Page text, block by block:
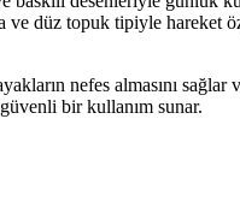
ve düz topuk tipiyle hareket
nefes almasını sağlar
bir kullanım sunar.